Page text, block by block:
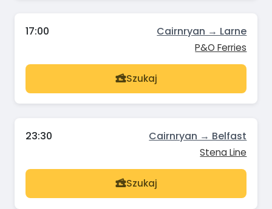
17:00 Cairnryan → Larne
P&O Ferries
Szukaj
23:30 Cairnryan → Belfast
Stena Line
Szukaj